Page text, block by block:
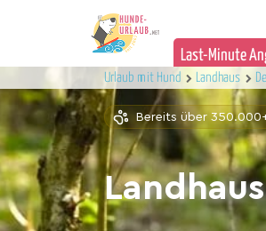
Last-Minute
Urlaub mit Hund Landhaus
Bereits über